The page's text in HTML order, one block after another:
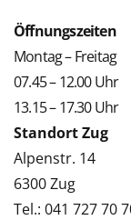
Öffnungszeiten
Montag – Freitag
07.45 – 12.00 Uhr
13.15 – 17.30 Uhr
Standort Zug
Alpenstr. 14
6300 Zug
Tel.: 041 727 70